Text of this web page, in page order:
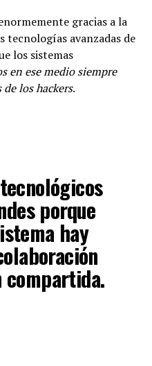
gracias a la
tecnologías avanzadas de
los sistemas
en ese medio siempre
los hackers.
porque
hay